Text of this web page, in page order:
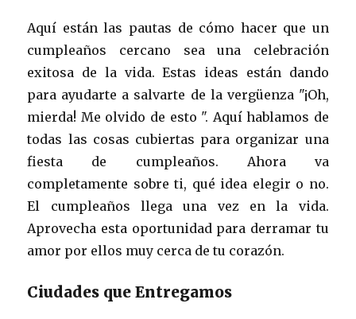
Aquí están las pautas de cómo hacer que un
cumpleaños cercano sea una celebración
exitosa de la vida. Estas ideas están dando
para ayudarte a salvarte de la vergüenza "¡Oh,
mierda! Me olvido de esto ". Aquí hablamos de
todas las cosas cubiertas para organizar una
fiesta de cumpleaños. Ahora va
completamente sobre ti, qué idea elegir o no.
El cumpleaños llega una vez en la vida.
Aprovecha esta oportunidad para derramar tu
amor por ellos muy cerca de tu corazón.
Ciudades que Entregamos